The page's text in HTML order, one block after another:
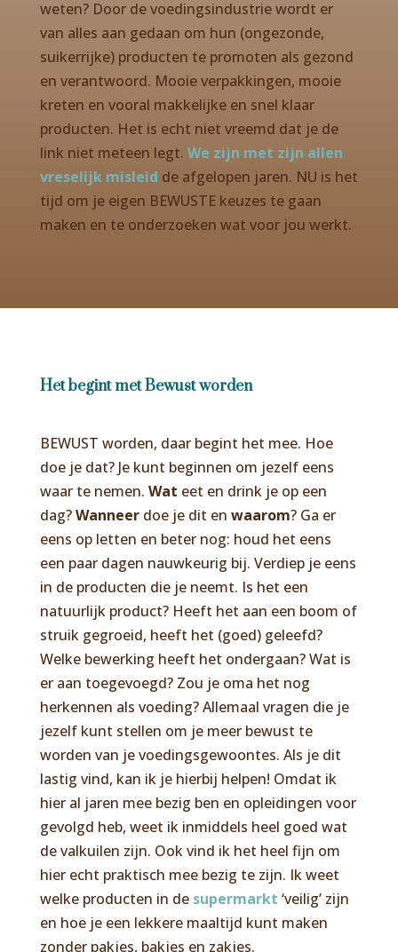
weten? Door de voedingsindustrie wordt er
van alles aan gedaan om hun (ongezonde,
suikerrijke) producten te promoten als gezond
en verantwoord. Mooie verpakkingen, mooie
kreten en vooral makkelijke en snel klaar
producten. Het is echt niet vreemd dat je de
link niet meteen legt. We zijn met zijn allen
vreselijk misleid de afgelopen jaren. NU is het
tijd om je eigen BEWUSTE keuzes te gaan
maken en te onderzoeken wat voor jou werkt.
Het begint met Bewust worden
BEWUST worden, daar begint het mee. Hoe
doe je dat? Je kunt beginnen om jezelf eens
waar te nemen. Wat eet en drink je op een
dag?Wanneerdoe je dit en waarom? Ga er
eens op letten en beter nog: houd het eens
een paar dagen nauwkeurig bij. Verdiep je eens
in de producten die je neemt. Is het een
natuurlijk product? Heeft het aan een boom of
struik gegroeid, heeft het (goed) geleefd?
Welke bewerking heeft het ondergaan? Wat is
er aan toegevoegd? Zou je oma het nog
herkennen als voeding? Allemaal vragen die je
jezelf kunt stellen om je meer bewust te
worden van je voedingsgewoontes. Als je dit
lastig vind, kan ik je hierbij helpen! Omdat ik
hier al jaren mee bezig ben en opleidingen voor
gevolgd heb, weet ik inmiddels heel goed wat
de valkuilen zijn. Ook vind ik het heel fijn om
hier echt praktisch mee bezig te zijn. Ik weet
welke producten in de supermarkt ‘veilig’ zijn
en hoe je een lekkere maaltijd kunt maken
zonder pakjes, bakjes en zakjes.